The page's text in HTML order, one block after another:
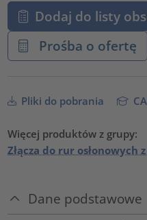
Dodaj do listy
Prośba o ofertę
Pliki do pobrania
Więcej produktów z grupy:
Złącza do rur osłonowych
Dane podstawowe